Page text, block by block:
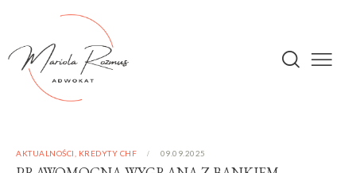
AKTUALNOŚCI KREDYTY CHF 09.09.2025